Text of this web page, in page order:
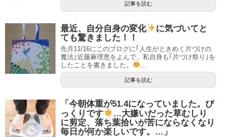
記事を読む
最近、自分自身の変化
に気づいてと
ても驚きました！！
先月11/16にこのブログに｢人生がときめく片づけの
魔法｣近藤麻理恵をよんで、私自身も｢片づけ祭り｣を
したことを書きました。
記事を読む
「今朝体重が51.4になっていました。び
っくりです
…大嫌いだった草むしり
に剪定、落ち葉拾いが苦にならなくなり
毎日が何か楽しいです。…」